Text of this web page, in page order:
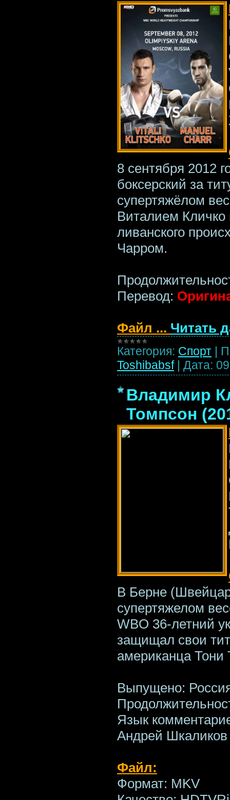
8 сентября 2012
боксерский за
супертяжёлом
Виталием
ливанского
Чарром.
Перевод:
Файл ... Читать
Категория: Спорт |
Toshibabsf | Дата:
Владимир
Томпсон
В Берне
супертяжелом
WBO 36-летний
защищал свои
американца Тони
Выпущено:
Язык
Андрей Шкаликов
Файл:
Формат: MKV